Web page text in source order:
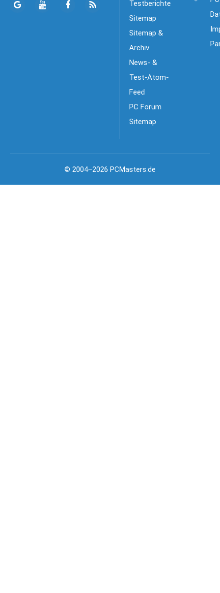
Testberichte
Sitemap
Sitemap &
Archiv
News- &
Test-Atom-
Feed
PC Forum
Sitemap
© 2004–2026 PCMasters.de